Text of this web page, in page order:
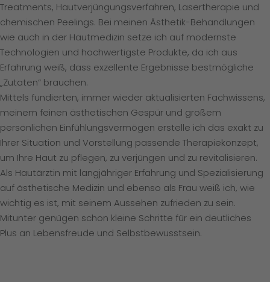
Treatments, Hautverjüngungsverfahren, Lasertherapie und
chemischen Peelings. Bei meinen Ästhetik-Behandlungen
wie auch in der Hautmedizin setze ich auf modernste
Technologien und hochwertigste Produkte, da ich aus
Erfahrung weiß, dass exzellente Ergebnisse bestmögliche
„Zutaten“ brauchen.
Mittels fundierten, immer wieder aktualisierten Fachwissens,
meinem feinen ästhetischen Gespür und großem
persönlichen Einfühlungsvermögen erstelle ich das exakt zu
Ihrer Situation und Vorstellung passende Therapiekonzept,
um Ihre Haut zu pflegen, zu verjüngen und zu revitalisieren.
Als Hautärztin mit langjähriger Erfahrung und Spezialisierung
auf ästhetische Medizin und ebenso als Frau weiß ich, wie
wichtig es ist, mit seinem Aussehen zufrieden zu sein.
Mitunter genügen schon kleine Schritte für ein deutliches
Plus an Lebensfreude und Selbstbewusstsein.